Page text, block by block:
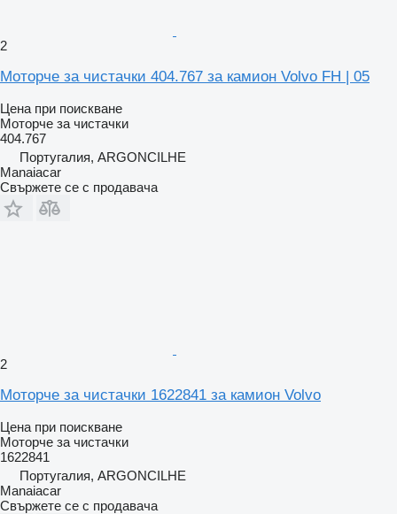
2
Моторче за чистачки 404.767 за камион Volvo FH | 05
Цена при поискване
Моторче за чистачки
404.767
Португалия, ARGONCILHE
Manaiacar
Свържете се с продавача
2
Моторче за чистачки 1622841 за камион Volvo
Цена при поискване
Моторче за чистачки
1622841
Португалия, ARGONCILHE
Manaiacar
Свържете се с продавача